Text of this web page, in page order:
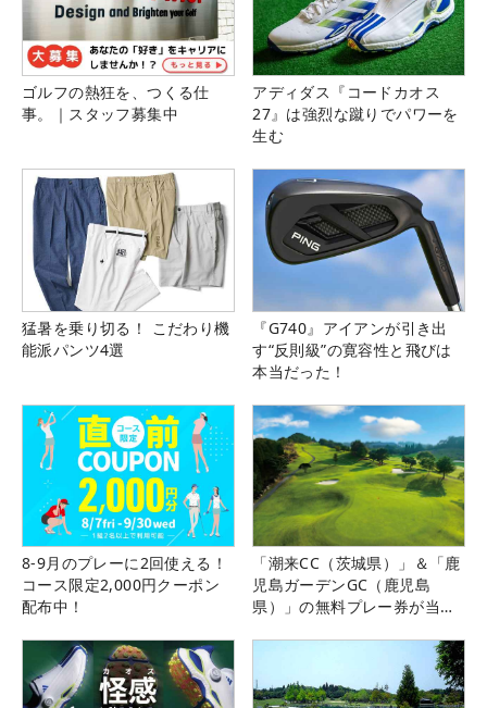
ゴルフの熱狂を、つくる仕
事。｜スタッフ募集中
アディダス『コードカオス
27』は強烈な蹴りでパワーを
生む
猛暑を乗り切る！ こだわり機
能派パンツ4選
『G740』アイアンが引き出
す“反則級”の寛容性と飛びは
本当だった！
8-9月のプレーに2回使える！
コース限定2,000円クーポン
配布中！
「潮来CC（茨城県）」＆「鹿
児島ガーデンGC（鹿児島
県）」の無料プレー券が当た